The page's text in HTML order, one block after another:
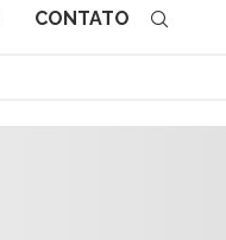
CONTATO